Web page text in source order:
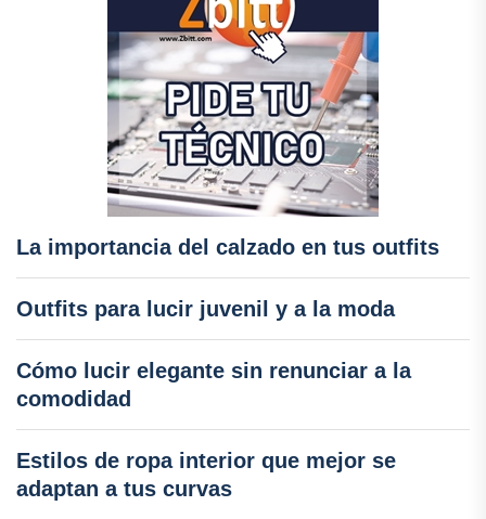
La importancia del calzado en tus outfits
Outfits para lucir juvenil y a la moda
Cómo lucir elegante sin renunciar a la
comodidad
Estilos de ropa interior que mejor se
adaptan a tus curvas